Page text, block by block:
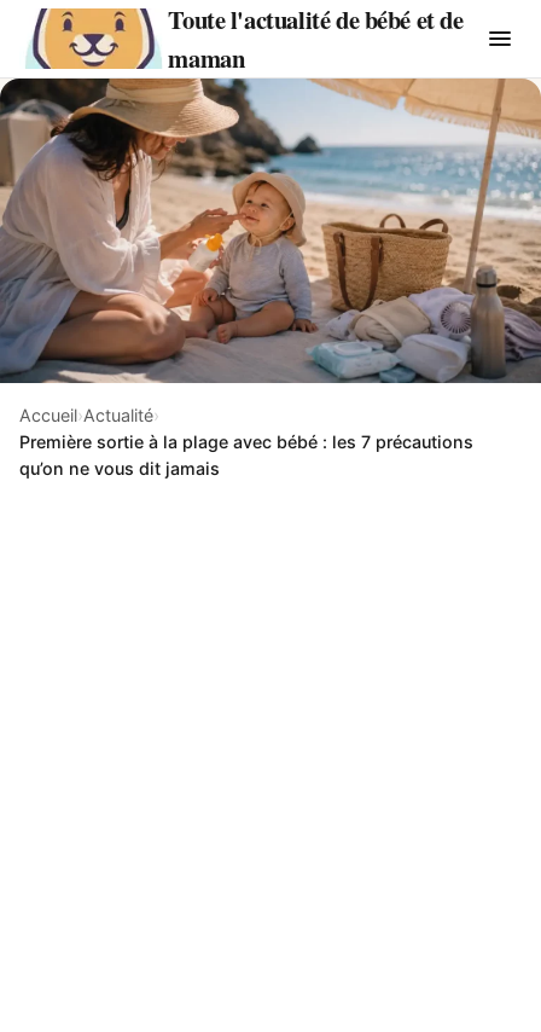
Toute l'actualité de bébé et de
maman
Accueil›Actualité›
Première sortie à la plage avec bébé : les 7 précautions
qu’on ne vous dit jamais